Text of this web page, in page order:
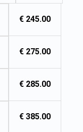
€ 245.00
€ 275.00
€ 285.00
€ 385.00